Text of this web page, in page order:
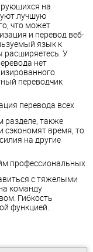
на
лучшую
что может
и перевод веб-
язык к
расширяетесь. У
нет
переводчик
перевода всех
разделе, также
сэкономят время, то
на другие
профессиональных
с тяжелыми
команду
Гибкость
функцией.